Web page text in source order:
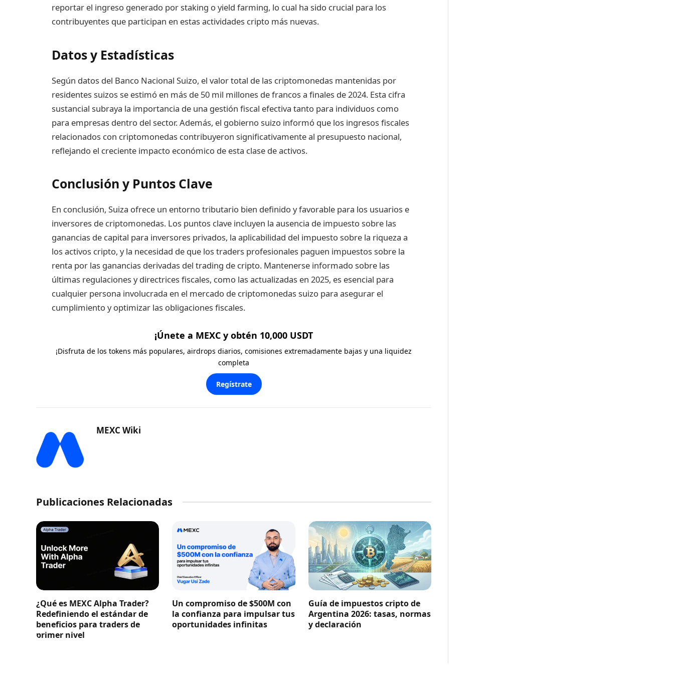
reportar el ingreso generado por staking o yield farming, lo cual ha sido crucial para los
contribuyentes que participan en estas actividades cripto más nuevas.
Datos y Estadísticas
Según datos del Banco Nacional Suizo, el valor total de las criptomonedas mantenidas por
residentes suizos se estimó en más de 50 mil millones de francos a finales de 2024. Esta cifra
sustancial subraya la importancia de una gestión fiscal efectiva tanto para individuos como
para empresas dentro del sector. Además, el gobierno suizo informó que los ingresos fiscales
relacionados con criptomonedas contribuyeron significativamente al presupuesto nacional,
reflejando el creciente impacto económico de esta clase de activos.
Conclusión y Puntos Clave
En conclusión, Suiza ofrece un entorno tributario bien definido y favorable para los usuarios e
inversores de criptomonedas. Los puntos clave incluyen la ausencia de impuesto sobre las
ganancias de capital para inversores privados, la aplicabilidad del impuesto sobre la riqueza a
los activos cripto, y la necesidad de que los traders profesionales paguen impuestos sobre la
renta por las ganancias derivadas del trading de cripto. Mantenerse informado sobre las
últimas regulaciones y directrices fiscales, como las actualizadas en 2025, es esencial para
cualquier persona involucrada en el mercado de criptomonedas suizo para asegurar el
cumplimiento y optimizar las obligaciones fiscales.
¡Únete a MEXC y obtén 10,000 USDT
¡Disfruta de los tokens más populares, airdrops diarios, comisiones extremadamente bajas y una liquidez
completa
Regístrate
MEXC Wiki
Publicaciones Relacionadas
¿Qué es MEXC Alpha Trader?
Redefiniendo el estándar de
beneficios para traders de
primer nivel
Un compromiso de $500M con
la confianza para impulsar tus
oportunidades infinitas
Guía de impuestos cripto de
Argentina 2026: tasas, normas
y declaración